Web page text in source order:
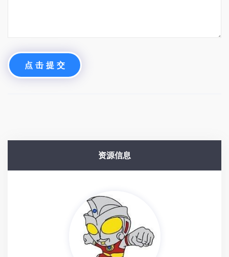
点 击 提 交
资源信息